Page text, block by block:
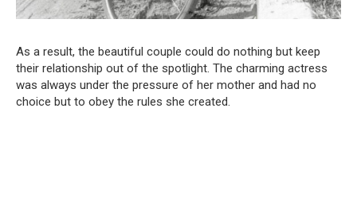
As a result, the beautiful couple could do nothing but keep
their relationship out of the spotlight. The charming actress
was always under the pressure of her mother and had no
choice but to obey the rules she created.